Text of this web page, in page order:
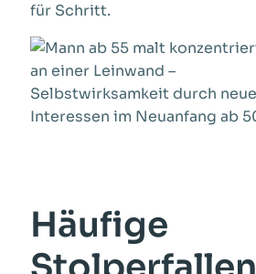
für Schritt.
Häufige